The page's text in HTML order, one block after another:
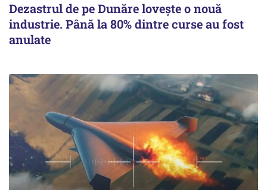
Dezastrul de pe Dunăre lovește o nouă
industrie. Până la 80% dintre curse au fost
anulate